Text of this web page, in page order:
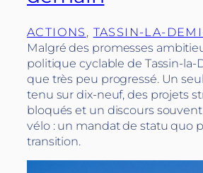
ACTIONS , TASSIN-LA-
Malgré des promesses
politique cyclable de Tassin-la-
que très peu progressé. Un
tenu sur dix-neuf, des projets
bloqués et un discours
vélo : un mandat de statu quo
transition.